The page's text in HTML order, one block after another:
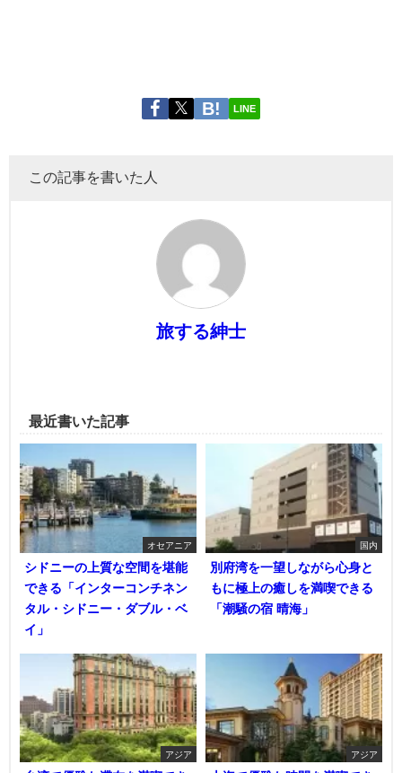
LINE
この記事を書いた人
旅する紳士
最近書いた記事
オセアニア
シドニーの上質な空間を堪能
できる「インターコンチネン
タル・シドニー・ダブル・ベ
イ」
国内
別府湾を一望しながら心身と
もに極上の癒しを満喫できる
「潮騒の宿 晴海」
アジア アジア